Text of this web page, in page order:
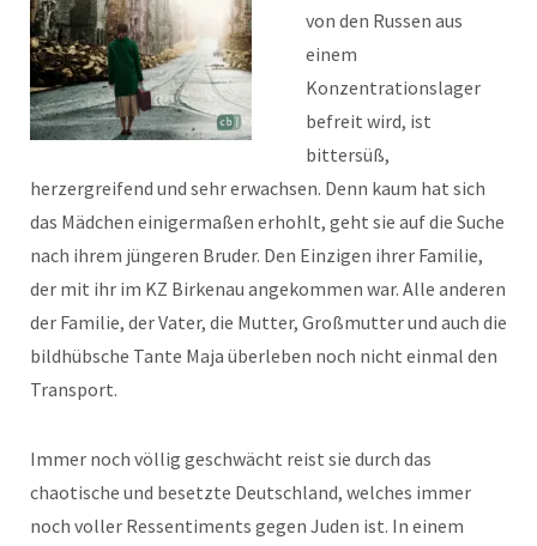
von den Russen aus
einem
Konzentrationslager
befreit wird, ist
bittersüß,
herzergreifend und sehr erwachsen. Denn kaum hat sich
das Mädchen einigermaßen erhohlt, geht sie auf die Suche
nach ihrem jüngeren Bruder. Den Einzigen ihrer Familie,
der mit ihr im KZ Birkenau angekommen war. Alle anderen
der Familie, der Vater, die Mutter, Großmutter und auch die
bildhübsche Tante Maja überleben noch nicht einmal den
Transport.
Immer noch völlig geschwächt reist sie durch das
chaotische und besetzte Deutschland, welches immer
noch voller Ressentiments gegen Juden ist. In einem